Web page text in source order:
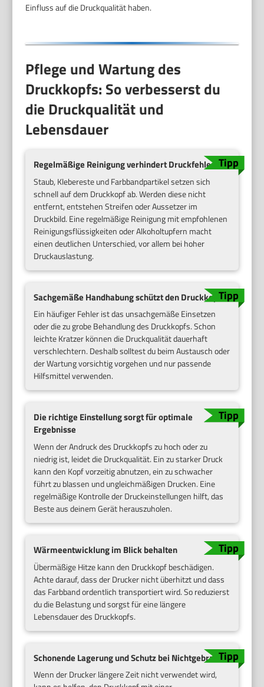
Einfluss auf die Druckqualität haben.
Pflege und Wartung des
Druckkopfs: So verbesserst du
die Druckqualität und
Lebensdauer
Regelmäßige Reinigung verhindert Druckfehler
Staub, Klebereste und Farbbandpartikel setzen sich
schnell auf dem Druckkopf ab. Werden diese nicht
entfernt, entstehen Streifen oder Aussetzer im
Druckbild. Eine regelmäßige Reinigung mit empfohlenen
Reinigungsflüssigkeiten oder Alkoholtupfern macht
einen deutlichen Unterschied, vor allem bei hoher
Druckauslastung.
Sachgemäße Handhabung schützt den Druckkopf
Ein häufiger Fehler ist das unsachgemäße Einsetzen
oder die zu grobe Behandlung des Druckkopfs. Schon
leichte Kratzer können die Druckqualität dauerhaft
verschlechtern. Deshalb solltest du beim Austausch oder
der Wartung vorsichtig vorgehen und nur passende
Hilfsmittel verwenden.
Die richtige Einstellung sorgt für optimale
Ergebnisse
Wenn der Andruck des Druckkopfs zu hoch oder zu
niedrig ist, leidet die Druckqualität. Ein zu starker Druck
kann den Kopf vorzeitig abnutzen, ein zu schwacher
führt zu blassen und ungleichmäßigen Drucken. Eine
regelmäßige Kontrolle der Druckeinstellungen hilft, das
Beste aus deinem Gerät herauszuholen.
Wärmeentwicklung im Blick behalten
Übermäßige Hitze kann den Druckkopf beschädigen.
Achte darauf, dass der Drucker nicht überhitzt und dass
das Farbband ordentlich transportiert wird. So reduzierst
du die Belastung und sorgst für eine längere
Lebensdauer des Druckkopfs.
Schonende Lagerung und Schutz bei Nichtgebrauch
Wenn der Drucker längere Zeit nicht verwendet wird,